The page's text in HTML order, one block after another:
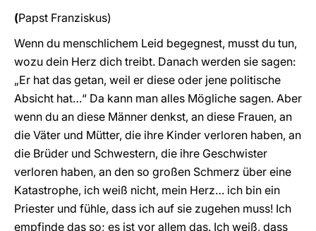
(Papst Franziskus)
Wenn du menschlichem Leid begegnest, musst du tun,
wozu dein Herz dich treibt. Danach werden sie sagen:
„Er hat das getan, weil er diese oder jene politische
Absicht hat…“ Da kann man alles Mögliche sagen. Aber
wenn du an diese Männer denkst, an diese Frauen, an
die Väter und Mütter, die ihre Kinder verloren haben, an
die Brüder und Schwestern, die ihre Geschwister
verloren haben, an den so großen Schmerz über eine
Katastrophe, ich weiß nicht, mein Herz… ich bin ein
Priester und fühle, dass ich auf sie zugehen muss! Ich
empfinde das so; es ist vor allem das. Ich weiß, dass